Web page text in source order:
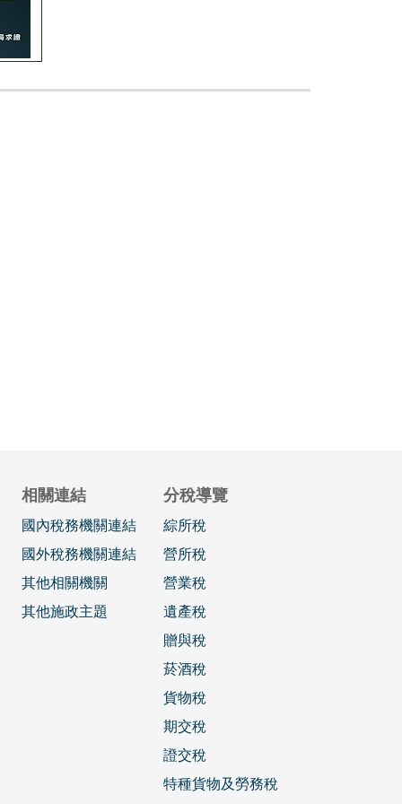
相關連結
國內稅務機關連結
國外稅務機關連結
其他相關機關
其他施政主題
分稅導覽
綜所稅
營所稅
營業稅
遺產稅
贈與稅
菸酒稅
貨物稅
期交稅
證交稅
特種貨物及勞務稅